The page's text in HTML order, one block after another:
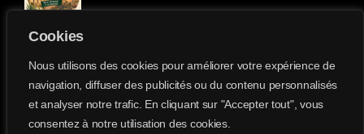
Cookies
Nous utilisons des cookies pour améliorer votre expérience de
navigation, diffuser des publicités ou du contenu personnalisés
et analyser notre trafic. En cliquant sur "Accepter tout", vous
consentez à notre utilisation des cookies.
Ici l’Ombre – mardi 28 juillet